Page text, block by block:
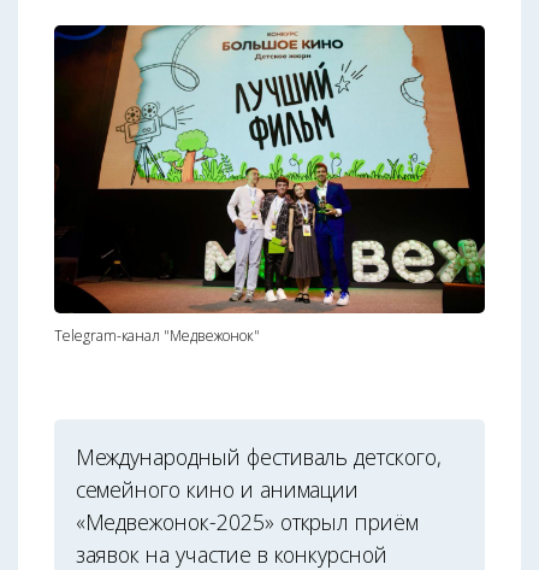
Telegram-канал "Медвежонок"
Международный фестиваль детского,
семейного кино и анимации
«Медвежонок-2025» открыл приём
заявок на участие в конкурсной